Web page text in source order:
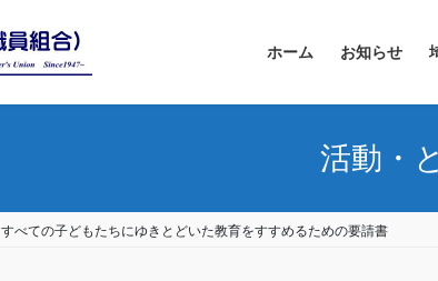
ホーム お知らせ
活動・
すべての子どもたちにゆきとどいた教育をすすめるための要請書